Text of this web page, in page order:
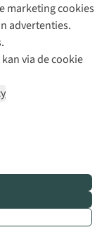
marketing cookies
advertenties.
via de cookie
Bever
B.V.